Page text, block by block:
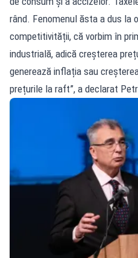
rând. Fenomenul ăsta a dus la
competitivității, că vorbim în
industrială, adică creșterea
generează inflația sau
prețurile la raft”, a declarat